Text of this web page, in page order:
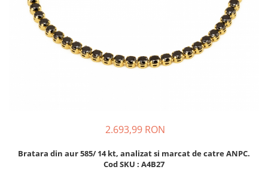
INELE
PIERCING
SETURI BIJUTERII
INELE
BUTONI
BRATARA TIP ROZARIU
LANTURI TIP ROZARIU
2.693,99 RON
Bratara din aur 585/ 14 kt, analizat si marcat de catre ANPC.
Cod SKU : A4B27